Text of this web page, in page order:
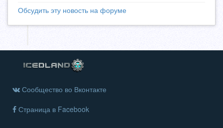
Обсудить эту новость на форуме
Сообщество во Вконтакте
Страница в Facebook